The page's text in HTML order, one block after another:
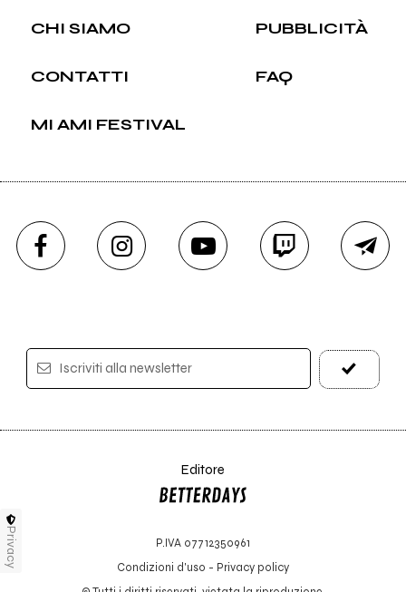
CHI SIAMO PUBBLICITÀ
CONTATTI FAQ
MI AMI FESTIVAL
Iscriviti alla newsletter
Editore
P.IVA 07712350961
Condizioni d'uso - Privacy policy
Privacy